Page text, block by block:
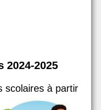
2024-2025
scolaires à partir